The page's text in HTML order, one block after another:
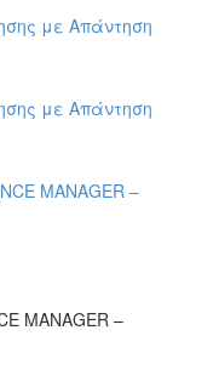
με Απάντηση
με Απάντηση
MANAGER –
MANAGER –